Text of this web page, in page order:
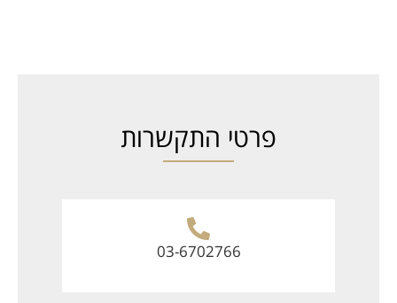
פרטי התקשרות
03-6702766